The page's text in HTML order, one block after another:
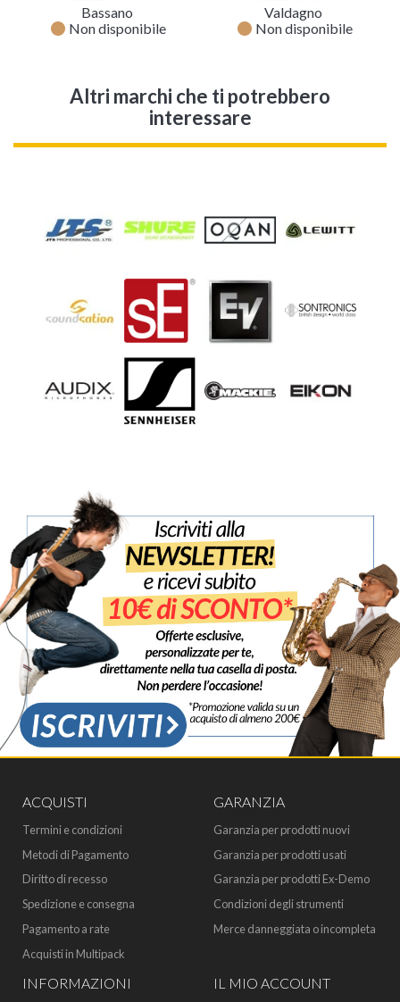
Bassano
fiber_manual_record Non disponibile
Valdagno
fiber_manual_record Non disponibile
Altri marchi che ti potrebbero
interessare
ACQUISTI
Termini e condizioni
Metodi di Pagamento
Diritto di recesso
Spedizione e consegna
Pagamento a rate
Acquisti in Multipack
GARANZIA
Garanzia per prodotti nuovi
Garanzia per prodotti usati
Garanzia per prodotti Ex-Demo
Condizioni degli strumenti
Merce danneggiata o incompleta
INFORMAZIONI IL MIO ACCOUNT